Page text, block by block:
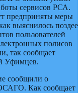
сервисов РСА.
предприняты меры
выяснилось поздее
пользователей
полисов
так сообщает
Уфимцев.
сообщили о
Как сообщает